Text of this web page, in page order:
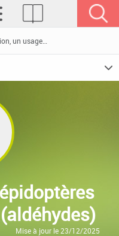
Mise à jour le 23/12/2025